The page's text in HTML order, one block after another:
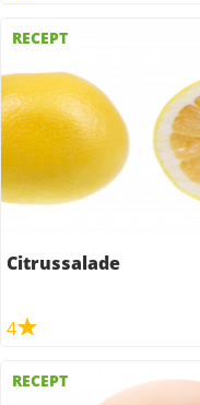
RECEPT
Citrussalade
4
RECEPT